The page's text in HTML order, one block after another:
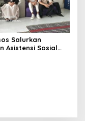
Salurkan
Asistensi Sosial